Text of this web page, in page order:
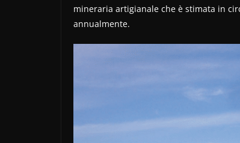
mineraria artigianale che è stimata in
annualmente.